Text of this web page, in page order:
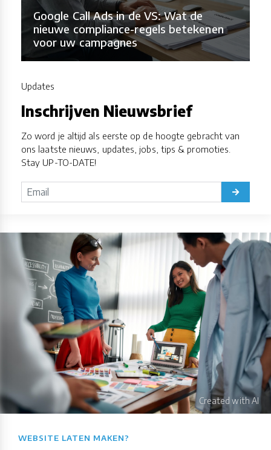
Google Call Ads in de VS: Wat de
nieuwe compliance-regels betekenen
voor uw campagnes
Updates
Inschrijven Nieuwsbrief
Zo word je altijd als eerste op de hoogte gebracht van
ons laatste nieuws, updates, jobs, tips & promoties.
Stay UP-TO-DATE!
WEBSITE LATEN MAKEN?​​​​​​​​​​​​​​